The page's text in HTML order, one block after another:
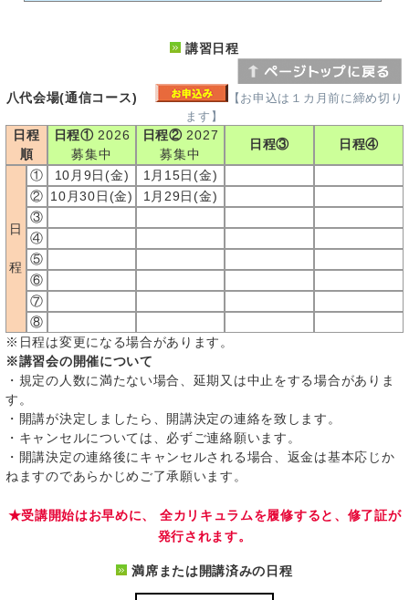
講習日程
八代会場(通信コース)
【お申込は１カ月前に締め切り
ます】
日程
順
日程①2026
募集中
日程②2027
募集中
日程③ 日程④
日
程
① 10月9日(金)
1月15日(金)
② 10月30日(金)
1月29日(金)
③
④
⑤
⑥
⑦
⑧
※日程は変更になる場合があります。
※講習会の開催について
・規定の人数に満たない場合、延期又は中止をする場合がありま
す。
・開講が決定しましたら、開講決定の連絡を致します。
・キャンセルについては、必ずご連絡願います。
・開講決定の連絡後にキャンセルされる場合、返金は基本応じか
ねますのであらかじめご了承願います。
★受講開始はお早めに、 全カリキュラムを履修すると、修了証が
発行されます。
満席または開講済みの日程